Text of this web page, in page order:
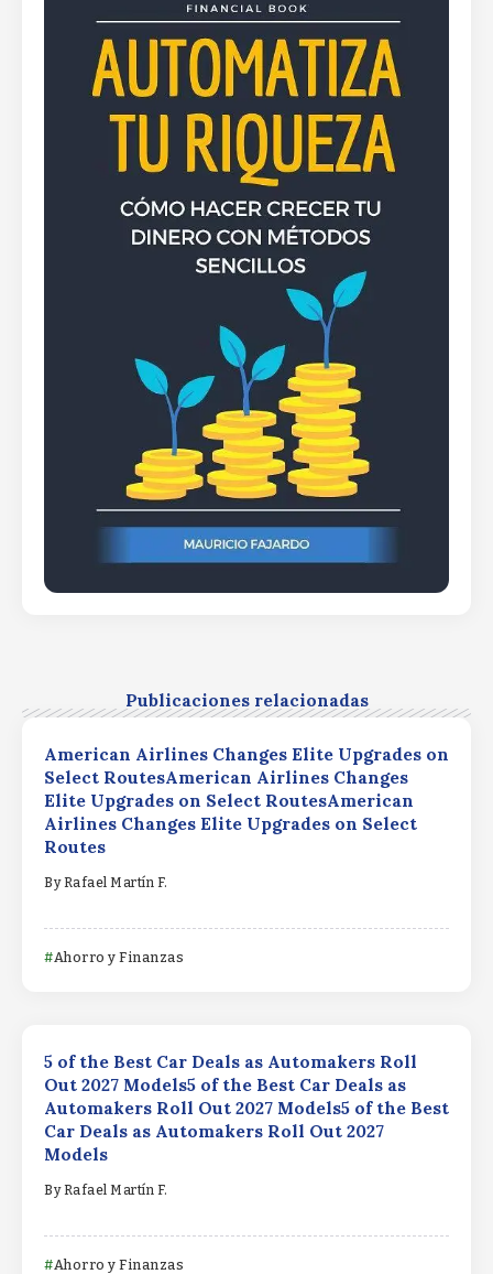
Publicaciones relacionadas
American Airlines Changes Elite Upgrades on
Select RoutesAmerican Airlines Changes
Elite Upgrades on Select RoutesAmerican
Airlines Changes Elite Upgrades on Select
Routes
By Rafael Martín F.
Ahorro y Finanzas
5 of the Best Car Deals as Automakers Roll
Out 2027 Models5 of the Best Car Deals as
Automakers Roll Out 2027 Models5 of the Best
Car Deals as Automakers Roll Out 2027
Models
By Rafael Martín F.
Ahorro y Finanzas